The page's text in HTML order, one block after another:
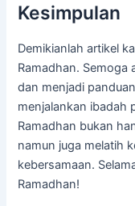
Kesimpulan
Demikianlah artikel
Ramadhan. Semoga
dan menjadi
menjalankan ibadah
Ramadhan bukan
namun juga melatih
kebersamaan.
Ramadhan!